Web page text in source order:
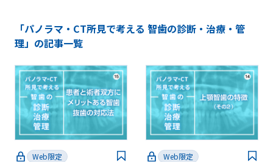
「パノラマ・CT所見で考える 智歯の診断・治療・管
理」の記事一覧
Web限定 Web限定